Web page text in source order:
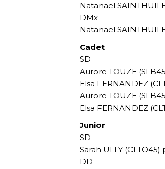
Natanael
DMx
Natanael
Cadet
SD
Aurore TOUZE
Elsa FERNANDEZ
Aurore TOUZE
Elsa FERNANDEZ
Junior
SD
Sarah ULLY
DD